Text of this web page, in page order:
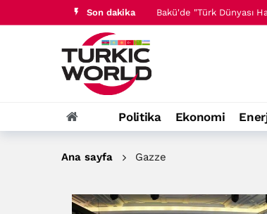
Son dakika Azerbaycan Milletvekili
Azerbaycan Milletvekili
Politika Ekonomi
Ana sayfa Gazze